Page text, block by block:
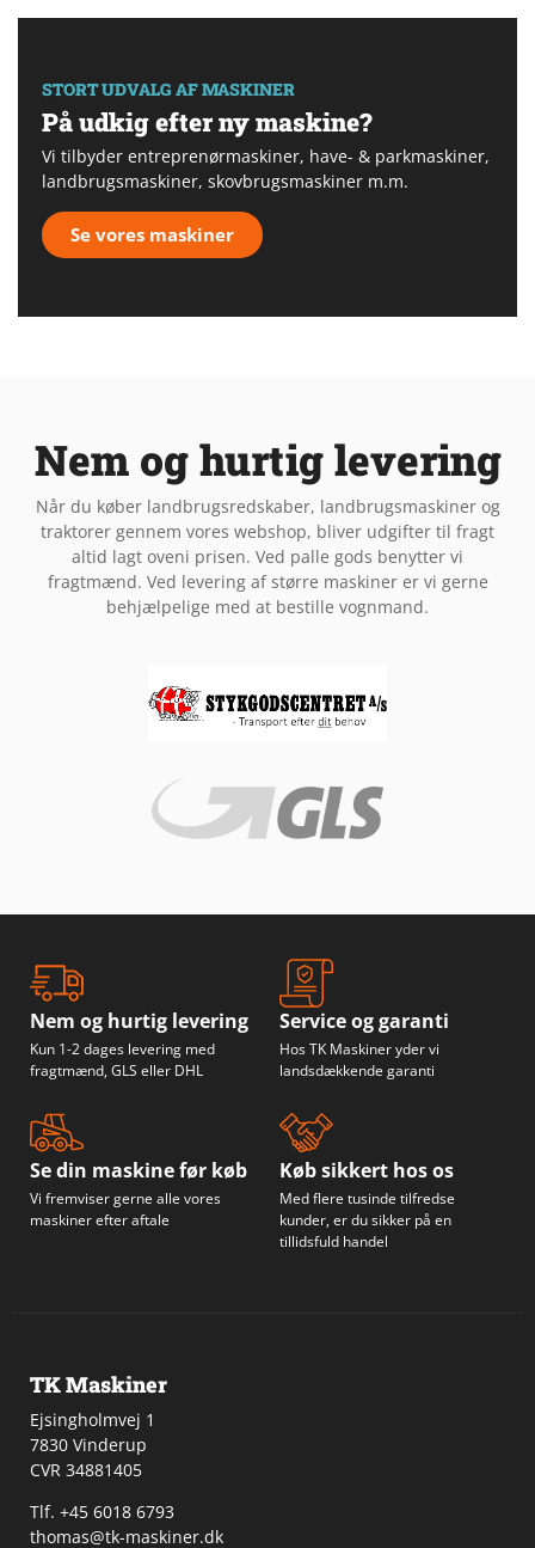
STORT UDVALG AF MASKINER
På udkig efter ny maskine?
Vi tilbyder entreprenørmaskiner, have- & parkmaskiner,
landbrugsmaskiner, skovbrugsmaskiner m.m.
Se vores maskiner
Nem og hurtig levering
Når du køber landbrugsredskaber, landbrugsmaskiner og
traktorer gennem vores webshop, bliver udgifter til fragt
altid lagt oveni prisen. Ved palle gods benytter vi
fragtmænd. Ved levering af større maskiner er vi gerne
behjælpelige med at bestille vognmand.
Nem og hurtig levering
Kun 1-2 dages levering med
fragtmænd, GLS eller DHL
Service og garanti
Hos TK Maskiner yder vi
landsdækkende garanti
Se din maskine før køb
Vi fremviser gerne alle vores
maskiner efter aftale
Køb sikkert hos os
Med flere tusinde tilfredse
kunder, er du sikker på en
tillidsfuld handel
TK Maskiner
Ejsingholmvej 1
7830 Vinderup
CVR 34881405
​Tlf. +45 6018 6793
thomas@tk-maskiner.dk